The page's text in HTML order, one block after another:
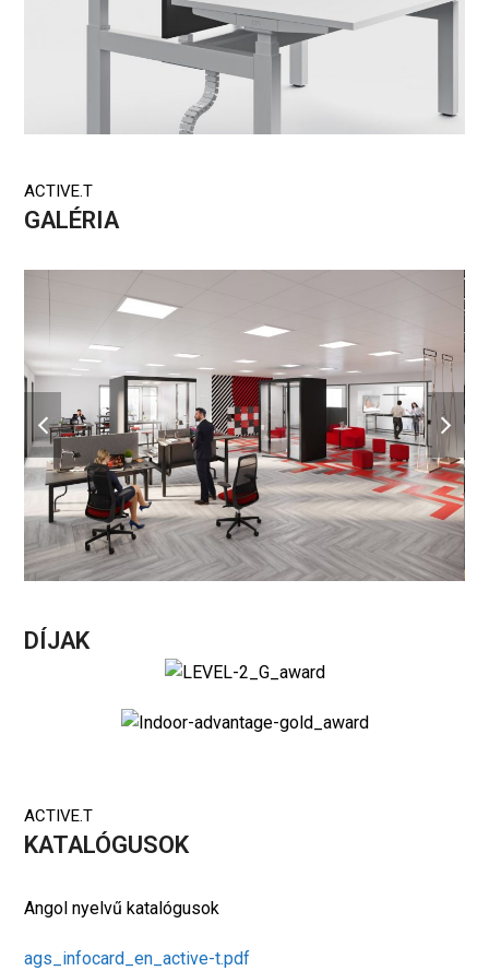
ACTIVE.T
GALÉRIA
previous
slide
next
slide
DÍJAK
ACTIVE.T
KATALÓGUSOK
Angol nyelvű katalógusok
ags_infocard_en_active-t.pdf